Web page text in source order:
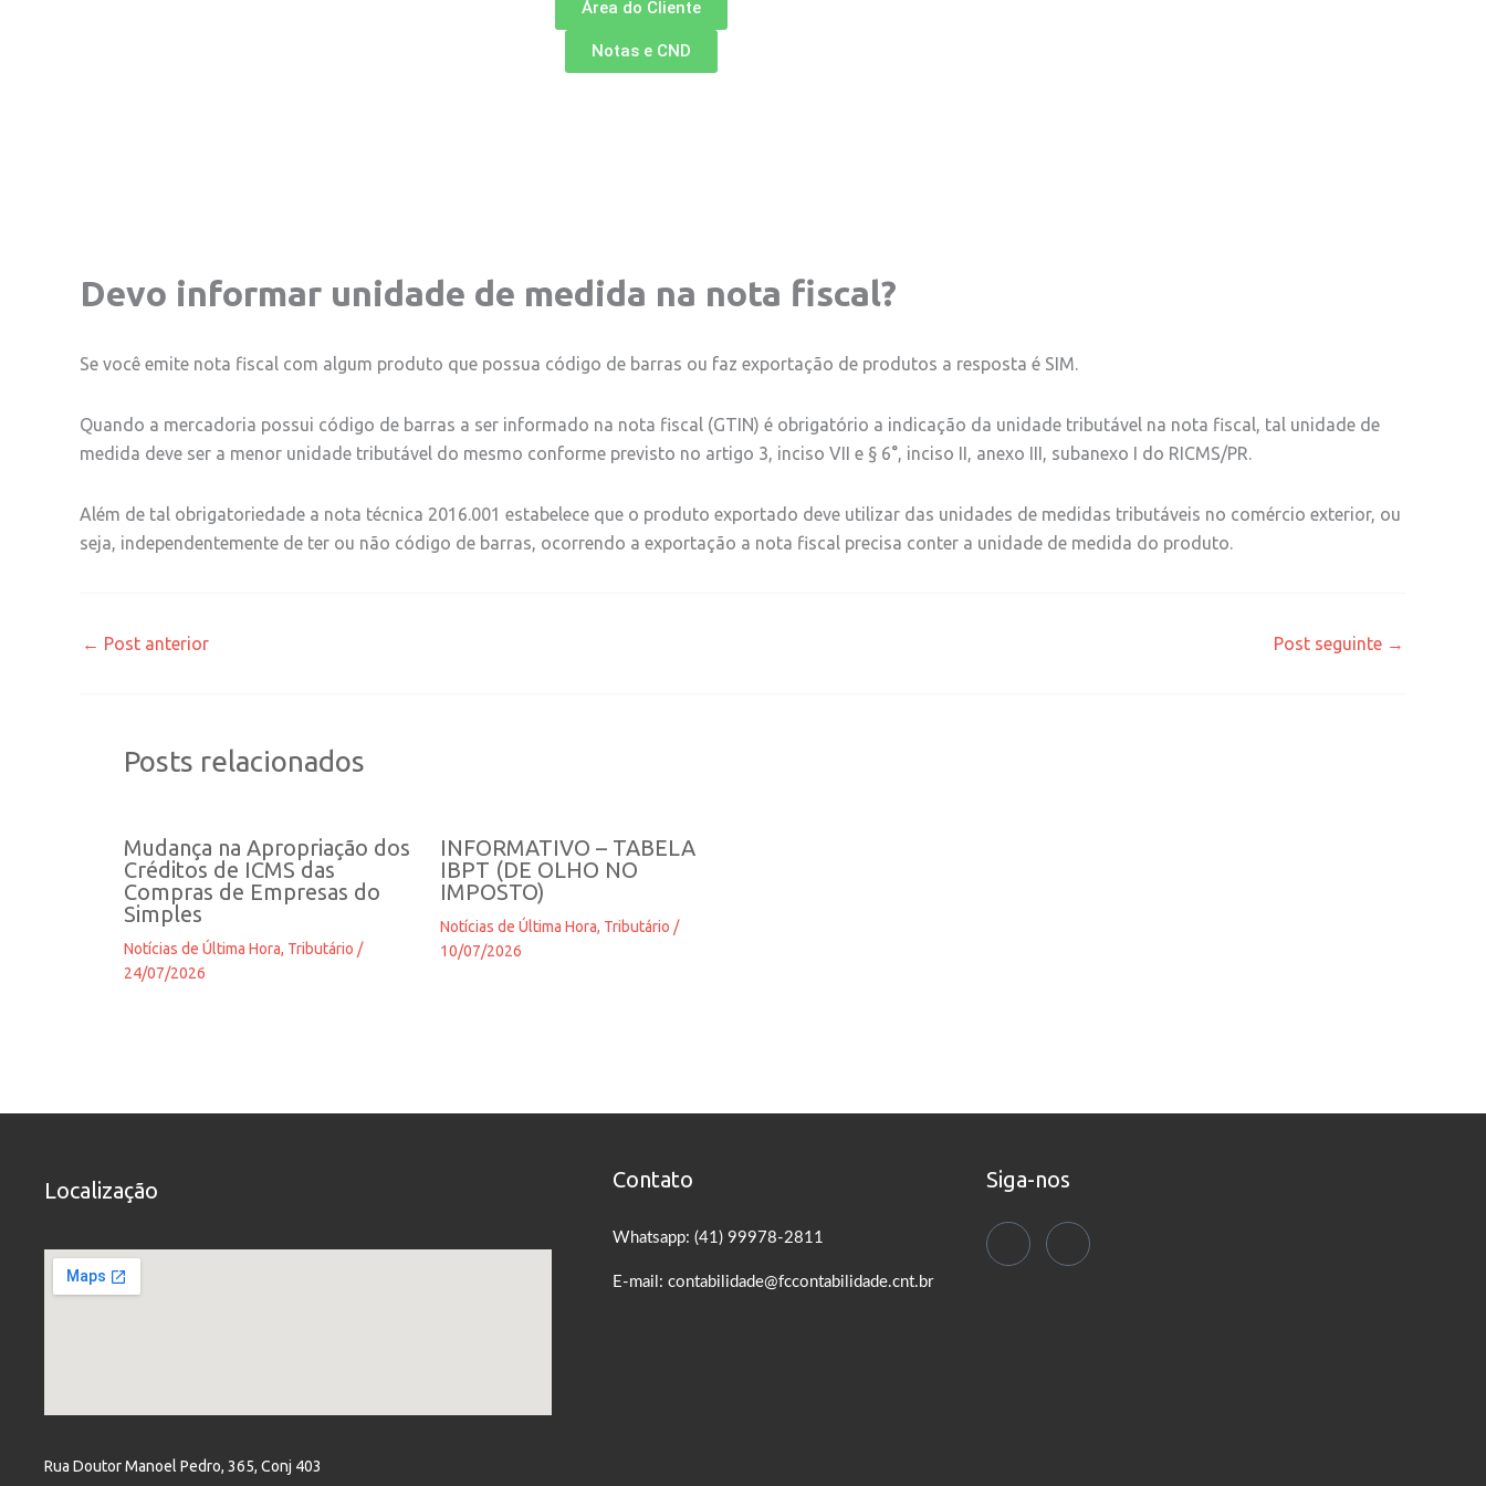
Área do Cliente
Notas e CND
Devo informar unidade de medida na nota fiscal?
Se você emite nota fiscal com algum produto que possua código de barras ou faz exportação de produtos a resposta é SIM.
Quando a mercadoria possui código de barras a ser informado na nota fiscal (GTIN) é obrigatório a indicação da unidade tributável na nota fiscal, tal unidade de
medida deve ser a menor unidade tributável do mesmo conforme previsto no artigo 3, inciso VII e § 6°, inciso II, anexo III, subanexo I do RICMS/PR.
Além de tal obrigatoriedade a nota técnica 2016.001 estabelece que o produto exportado deve utilizar das unidades de medidas tributáveis no comércio exterior, ou
seja, independentemente de ter ou não código de barras, ocorrendo a exportação a nota fiscal precisa conter a unidade de medida do produto.
← Post anterior Post seguinte →
Posts relacionados
Mudança na Apropriação dos
Créditos de ICMS das
Compras de Empresas do
Simples
Notícias de Última Hora, Tributário /
24/07/2026
INFORMATIVO – TABELA
IBPT (DE OLHO NO
IMPOSTO)
Notícias de Última Hora, Tributário /
10/07/2026
Localização
Rua Doutor Manoel Pedro, 365, Conj 403
Contato
Whatsapp: (41) 99978-2811
E-mail: contabilidade@fccontabilidade.cnt.br
Siga-nos